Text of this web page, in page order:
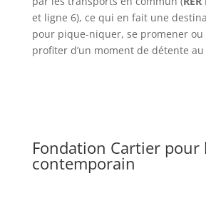
et ligne 6), ce qui en fait une
pour pique-niquer, se promener
profiter d’un moment de détente
Fondation Cartier pour
contemporain